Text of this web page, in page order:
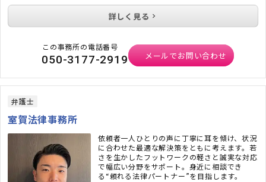
詳しく見る
この事務所の電話番号
050-3177-2919 メールでお問い合わせ
弁護士
室賀法律事務所
依頼者一人ひとりの声に丁寧に耳を傾け、状況
に合わせた最適な解決策をともに考えます。若
さを生かしたフットワークの軽さと誠実な対応
で幅広い分野をサポート。身近に相談でき
る“頼れる法律パートナー”を目指します。